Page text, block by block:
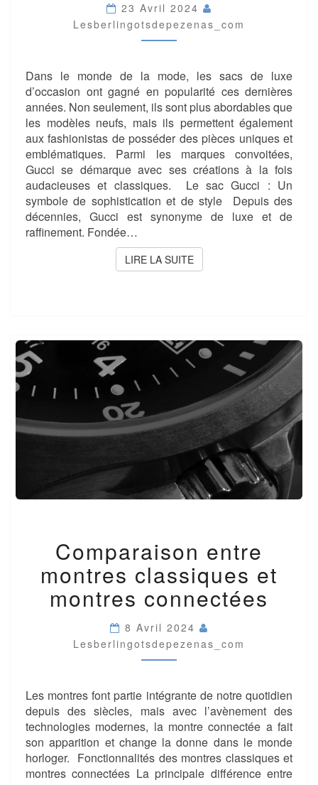
SACS
DE
LUXE
23 Avril 2024
Lesberlingotsdepezenas_com
Dans le monde de la mode, les sacs de luxe
d’occasion ont gagné en popularité ces dernières
années. Non seulement, ils sont plus abordables que
les modèles neufs, mais ils permettent également
aux fashionistas de posséder des pièces uniques et
emblématiques. Parmi les marques convoitées,
Gucci se démarque avec ses créations à la fois
audacieuses et classiques. Le sac Gucci : Un
symbole de sophistication et de style Depuis des
décennies, Gucci est synonyme de luxe et de
raffinement. Fondée…
LIRE LA SUITELIRE LA SUITE
ENTRE
MONTRES
CLASSIQUES
ET
MONTRES
Comparaison entre
montres classiques et
montres connectées
8 Avril 2024
Lesberlingotsdepezenas_com
Les montres font partie intégrante de notre quotidien
depuis des siècles, mais avec l’avènement des
technologies modernes, la montre connectée a fait
son apparition et change la donne dans le monde
horloger. Fonctionnalités des montres classiques et
montres connectées La principale différence entre